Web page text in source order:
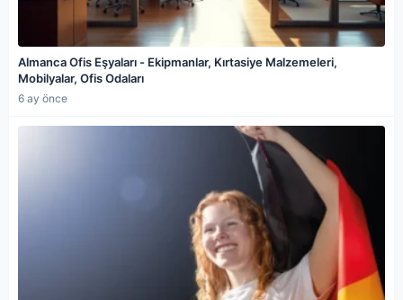
Almanca Ofis Eşyaları - Ekipmanlar, Kırtasiye Malzemeleri,
Mobilyalar, Ofis Odaları
6 ay önce